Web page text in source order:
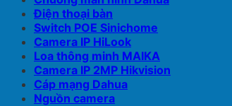
Điện thoại bàn
Switch POE Sinichome
Camera IP HiLook
Loa thông minh MAIKA
Camera IP 2MP Hikvision
Cáp mạng Dahua
Nguồn camera